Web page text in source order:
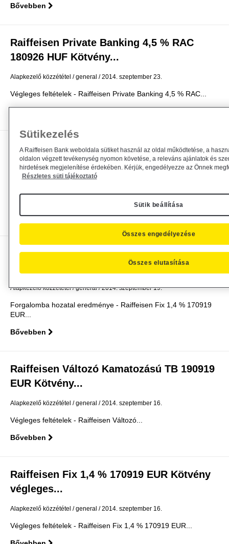
Bővebben
Raiffeisen Private Banking 4,5 % RAC
180926 HUF Kötvény...
Alapkezelő közzététel general 2014. szeptember 23.
Végleges feltételek - Raiffeisen Private Banking 4,5 % RAC...
Forgalomba hozatal eredménye -
Raiffeisen Változó...
Forgalomba hozatal eredménye - Raiffeisen Változó...
Bővebben
Forgalomba hozatal eredménye -
Alapkezelő közzététel general 2014. szeptember 19.
Forgalomba hozatal eredménye - Raiffeisen Fix 1,4 % 170919
EUR...
Bővebben
Raiffeisen Változó Kamatozású TB 190919
EUR Kötvény...
Alapkezelő közzététel general 2014. szeptember 16.
Végleges feltételek - Raiffeisen Változó...
Bővebben
Raiffeisen Fix 1,4 % 170919 EUR Kötvény
végleges...
Alapkezelő közzététel general 2014. szeptember 16.
Végleges feltételek - Raiffeisen Fix 1,4 % 170919 EUR...
Sütikezelés
A Raiffeisen Bank weboldala sütiket használ az oldal működtetése, a
oldalon végzett tevékenység nyomon követése, a releváns ajánlatok és
hirdetések megjelenítése érdekében. Kérjük, engedélyezze az Önnek
Részletes süti tájékoztató
Sütik beállítása
Összes elutasítása
Összes engedélyezése